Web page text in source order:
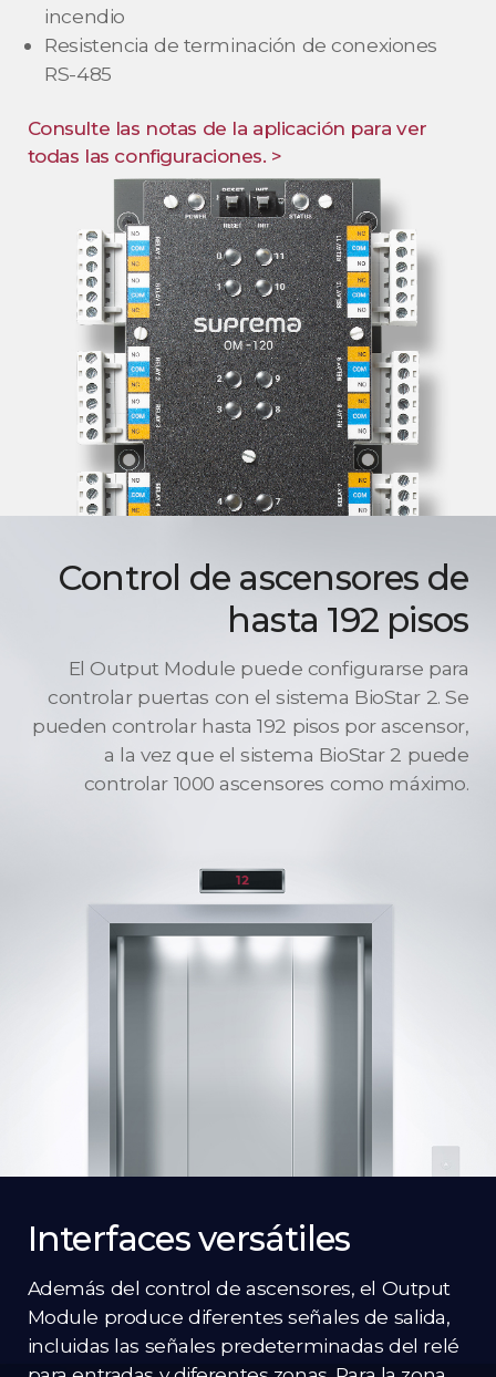
incendio
Resistencia de terminación de conexiones
RS-485
Consulte las notas de la aplicación para ver
todas las configuraciones. >
Control de ascensores de
hasta 192 pisos
El Output Module puede configurarse para
controlar puertas con el sistema BioStar 2. Se
pueden controlar hasta 192 pisos por ascensor,
a la vez que el sistema BioStar 2 puede
controlar 1000 ascensores como máximo.
Interfaces versátiles
Además del control de ascensores, el Output
Module produce diferentes señales de salida,
incluidas las señales predeterminadas del relé